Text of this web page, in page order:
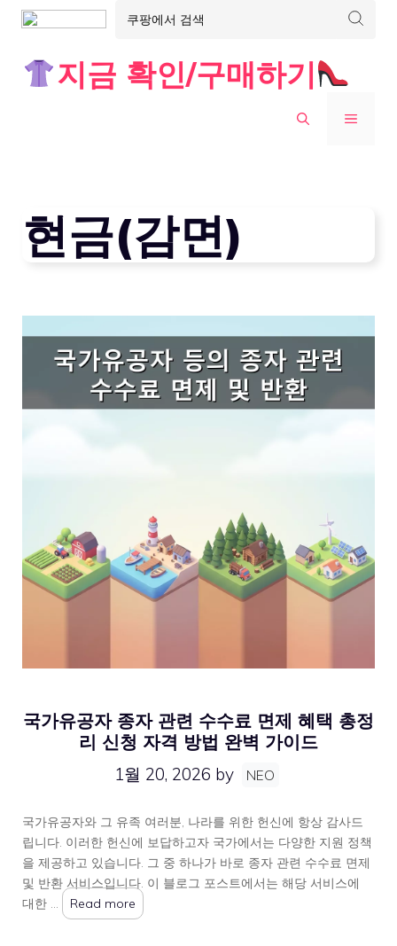
지금 확인/구매하기
MENU
현금(감면)
국가유공자 종자 관련 수수료 면제 혜택 총정
리 신청 자격 방법 완벽 가이드
1월 20, 2026 by NEO
국가유공자와 그 유족 여러분, 나라를 위한 헌신에 항상 감사드
립니다. 이러한 헌신에 보답하고자 국가에서는 다양한 지원 정책
을 제공하고 있습니다. 그 중 하나가 바로 종자 관련 수수료 면제
및 반환 서비스입니다. 이 블로그 포스트에서는 해당 서비스에
대한 …
Read more